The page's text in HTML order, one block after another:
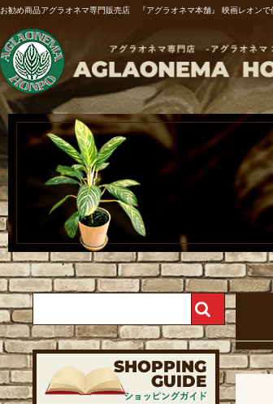
お勧め商品アグラオネマ専門販売店 『アグラオネマ本舗』 映画レオンで